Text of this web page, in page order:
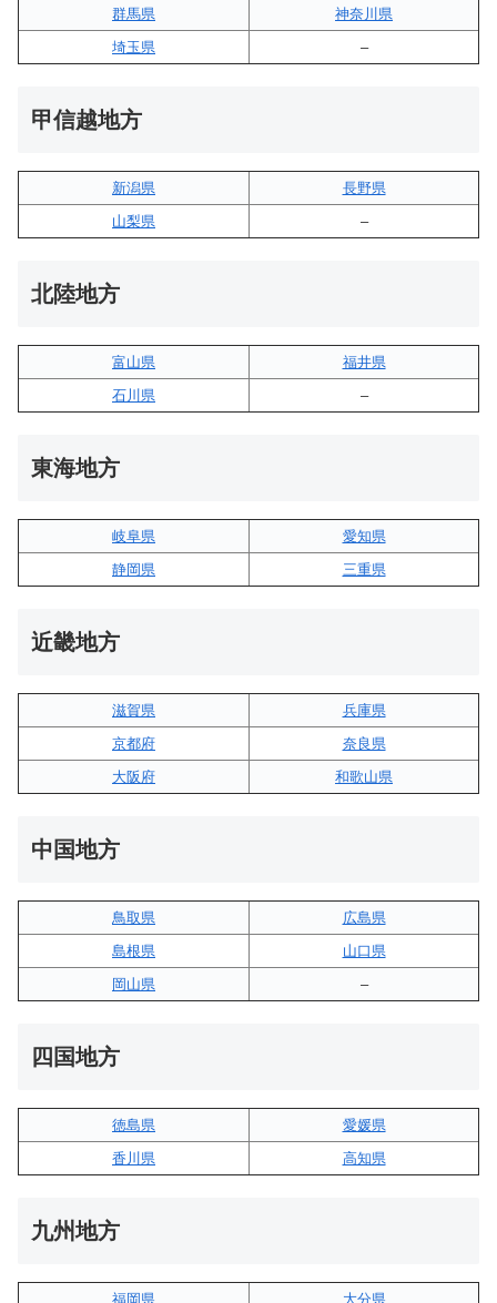
群馬県
神奈川県
埼玉県
–
甲信越地方
新潟県
長野県
山梨県
–
北陸地方
富山県
福井県
石川県
–
東海地方
岐阜県
愛知県
静岡県
三重県
近畿地方
滋賀県
兵庫県
京都府
奈良県
大阪府
和歌山県
中国地方
鳥取県
広島県
島根県
山口県
岡山県
–
四国地方
徳島県
愛媛県
香川県
高知県
九州地方
福岡県 大分県